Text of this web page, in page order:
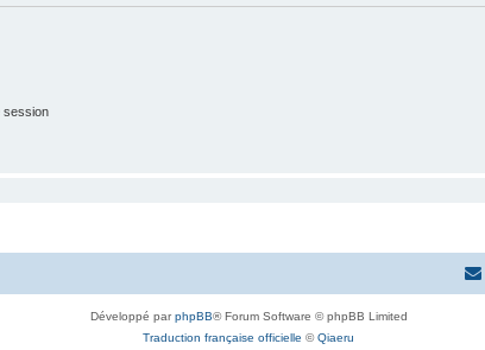
session
Développé parphpBB® Forum Software © phpBB Limited
Traduction française officielle ©Qiaeru